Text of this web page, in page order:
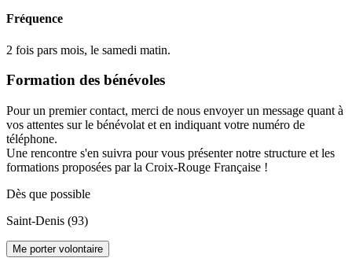
Fréquence
2 fois pars mois, le samedi matin.
Formation des bénévoles
Pour un premier contact, merci de nous envoyer un message quant à
vos attentes sur le bénévolat et en indiquant votre numéro de
téléphone.
Une rencontre s'en suivra pour vous présenter notre structure et les
formations proposées par la Croix-Rouge Française !
Dès que possible
Saint-Denis (93)
Me porter volontaire